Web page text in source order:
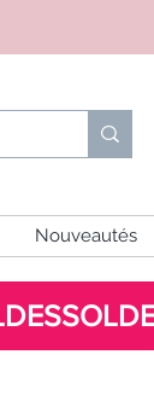
Nouveautés